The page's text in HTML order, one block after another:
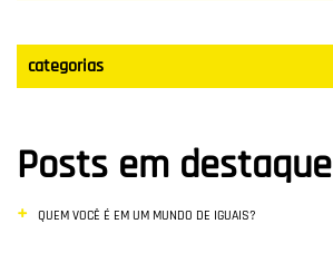
categorias
Blog
Vendas
Posts em destaque
QUEM VOCÊ É EM UM MUNDO DE IGUAIS?